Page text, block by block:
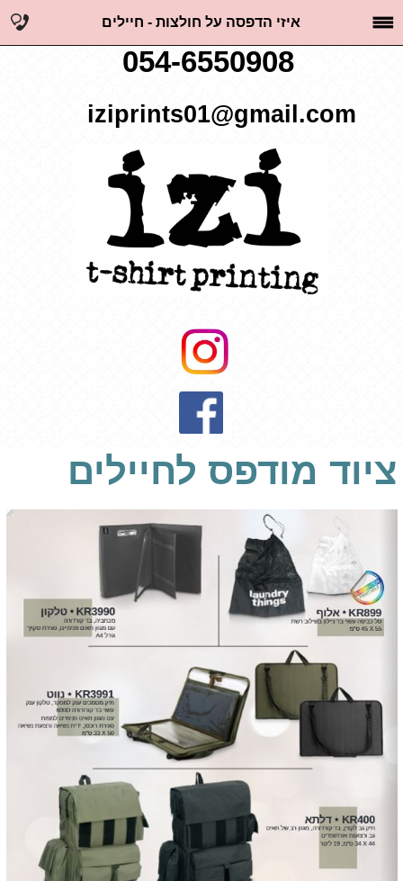
איזי הדפסה על חולצות - חיילים
054-6550908
iziprints01@gmail.com
ציוד מודפס לחיילים